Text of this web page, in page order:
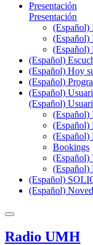
Presentación
Presentación
(Español)
(Español)
(Español)
(Español)
(Español) Hoy
(Español)
(Español)
(Español)
(Español)
(Español)
Bookings
(Español)
(Español)
(Español)
Radio UMH